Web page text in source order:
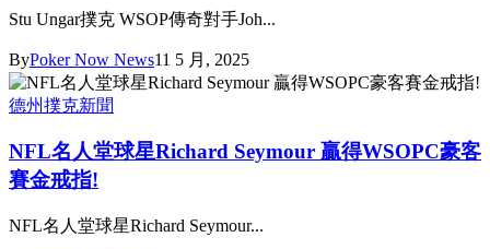
Stu Ungar撲克 WSOP傳奇對手Joh...
ByPoker Now News11 5 月, 2025
德州撲克新聞
NFL名人堂球星Richard Seymour 贏得WSOPC豪客
賽金戒指!
NFL名人堂球星Richard Seymour...